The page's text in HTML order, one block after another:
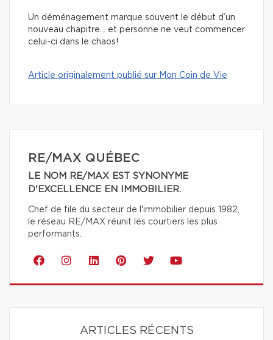
Un déménagement marque souvent le début d’un
nouveau chapitre… et personne ne veut commencer
celui-ci dans le chaos!
Article originalement publié sur Mon Coin de Vie
RE/MAX QUÉBEC
LE NOM RE/MAX EST SYNONYME
D'EXCELLENCE EN IMMOBILIER.
Chef de file du secteur de l'immobilier depuis 1982,
le réseau RE/MAX réunit les courtiers les plus
performants.
ARTICLES RÉCENTS